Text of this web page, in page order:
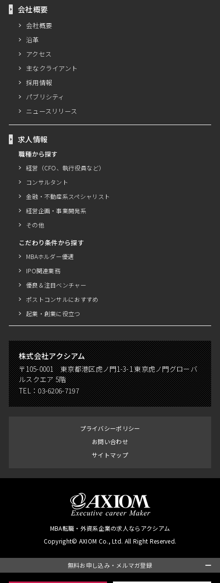
無料お申し込み・メルマガ登録
会社概要
会社概要
沿革
アクセス
主なクライアント
採用情報
パブリシティ
ニュースリリース
求人情報
職種から探す
経営（CFO、執行役員など）
コンサルタント
金融・不動産系スペシャリスト
経営企画・事業開発系
その他
こだわり条件から探す
MBAホルダー優遇
IPO関連業務
優良＆注目ベンチャー
ポストコンサルにおすすめ
起業・創業に役立つ
株式会社アクシアム
〒105-0001 東京都港区虎ノ門1-3-1 東京虎ノ門グローバ
ルスクエア 5階
TEL：03-6206-7197
プライバシーポリシー
お問い合わせ
サイトマップ
MBA転職・外資系企業の求人ならアクシアム
Copyright© AXIOM Co., Ltd. All Right Reserved.